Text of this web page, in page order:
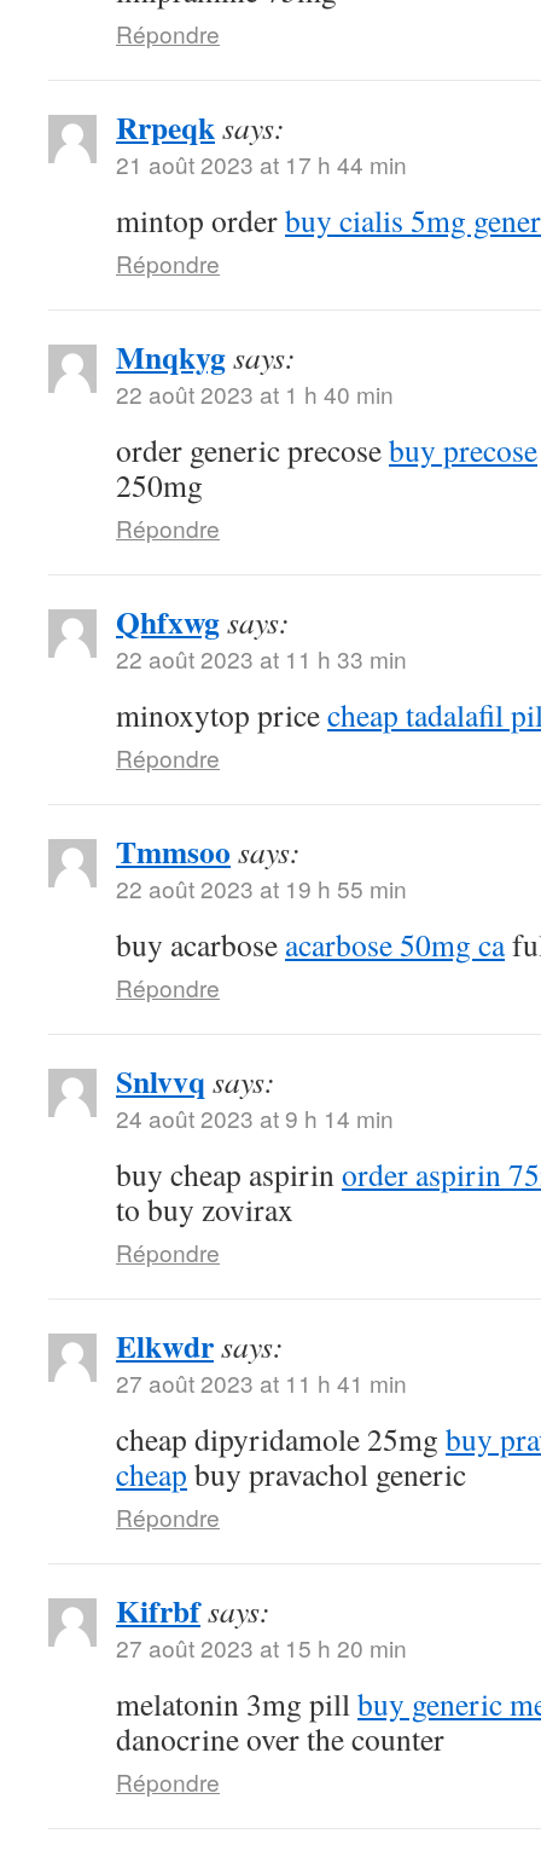
Répondre
Rrpeqksays:
21 août 2023 at 17 h 44 min
mintop orderbuy cialis 5mg
Répondre
Mnqkygsays:
22 août 2023 at 1 h 40 min
order generic precosebuy precose
250mg
Répondre
Qhfxwgsays:
22 août 2023 at 11 h 33 min
minoxytop pricecheap tadalafil
Répondre
Tmmsoo says:
22 août 2023 at 19 h 55 min
buy acarbose acarbose 50mg ca
Répondre
Snlvvq says:
24 août 2023 at 9 h 14 min
buy cheap aspirinorder aspirin
to buy zovirax
Répondre
Elkwdrsays:
27 août 2023 at 11 h 41 min
cheap dipyridamole 25mg buy
cheap buy pravachol generic
Répondre
Kifrbfsays:
27 août 2023 at 15 h 20 min
melatonin 3mg pillbuy generic
danocrine over the counter
Répondre